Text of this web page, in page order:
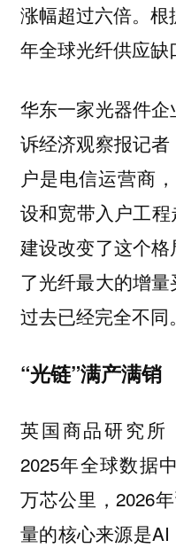
涨幅超过六倍。
年全球光纤供应缺
华东一家光器件
诉经济观察报记
户是电信运营商
设和宽带入户工
建设改变了这个
了光纤最大的增
过去已经完全不同。
“光链”满产满销
英国商品研究所
2025年全球数据
万芯公里，2026
量的核心来源是